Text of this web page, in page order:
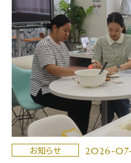
お知らせ
2026-